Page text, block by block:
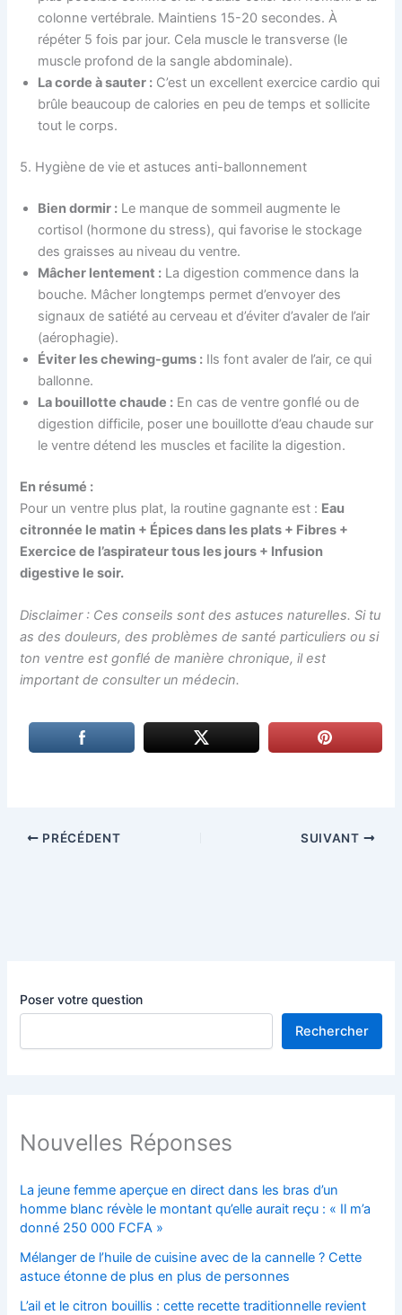
Poser votre question
Rechercher
Nouvelles Réponses
La jeune femme aperçue en direct dans les bras d’un
homme blanc révèle le montant qu’elle aurait reçu : « Il m’a
donné 250 000 FCFA »
Mélanger de l’huile de cuisine avec de la cannelle ? Cette
astuce étonne de plus en plus de personnes
L’ail et le citron bouillis : cette recette traditionnelle revient
colonne vertébrale. Maintiens 15-20 secondes. À
répéter 5 fois par jour. Cela muscle le transverse (le
muscle profond de la sangle abdominale).
La corde à sauter : C’est un excellent exercice cardio qui
brûle beaucoup de calories en peu de temps et sollicite
tout le corps.
5. Hygiène de vie et astuces anti-ballonnement
Bien dormir : Le manque de sommeil augmente le
cortisol (hormone du stress), qui favorise le stockage
des graisses au niveau du ventre.
Mâcher lentement : La digestion commence dans la
bouche. Mâcher longtemps permet d’envoyer des
signaux de satiété au cerveau et d’éviter d’avaler de l’air
(aérophagie).
Éviter les chewing-gums : Ils font avaler de l’air, ce qui
ballonne.
La bouillotte chaude : En cas de ventre gonflé ou de
digestion difficile, poser une bouillotte d’eau chaude sur
le ventre détend les muscles et facilite la digestion.
En résumé :
Pour un ventre plus plat, la routine gagnante est : Eau
citronnée le matin + Épices dans les plats + Fibres +
Exercice de l’aspirateur tous les jours + Infusion
digestive le soir.
Disclaimer : Ces conseils sont des astuces naturelles. Si tu
as des douleurs, des problèmes de santé particuliers ou si
ton ventre est gonflé de manière chronique, il est
important de consulter un médecin.
PRÉCÉDENT SUIVANT